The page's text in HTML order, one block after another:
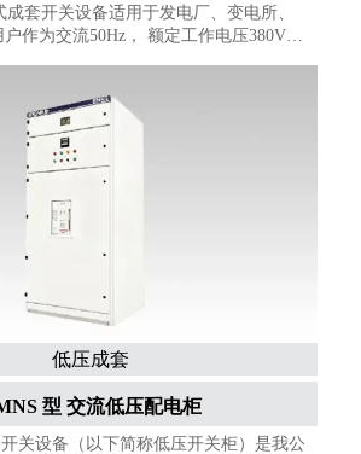
套开关设备适用于发电厂、变电所、
作为交流50Hz， 额定工作电压380V，
。线路方案灵活、组合方便、实用性
。
低压成套
型 交流低压配电柜
关设备（以下简称低压开关柜）是我公